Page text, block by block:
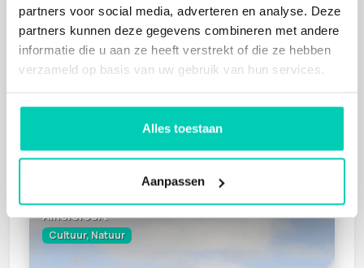
partners voor social media, adverteren en analyse. Deze
partners kunnen deze gegevens combineren met andere
informatie die u aan ze heeft verstrekt of die ze hebben
verzameld op basis van uw gebruik van hun services.
Alles toestaan
Aanpassen
Barneveld
Cultuur, Natuur
Amersfoort
Cultuur, Natuur